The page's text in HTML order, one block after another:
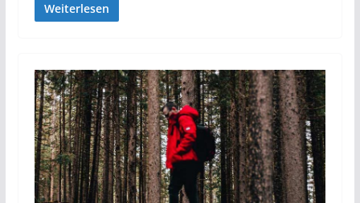
Weiterlesen